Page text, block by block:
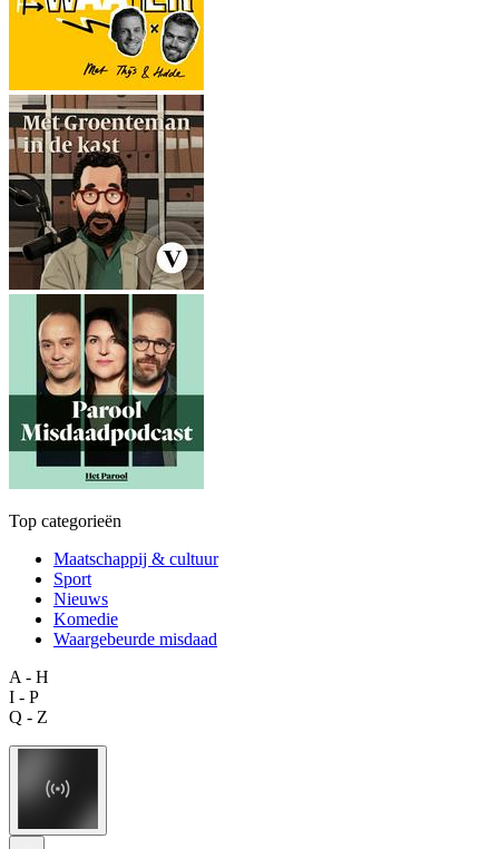
Top categorieën
Maatschappij & cultuur
Sport
Nieuws
Komedie
Waargebeurde misdaad
A - H
I - P
Q - Z